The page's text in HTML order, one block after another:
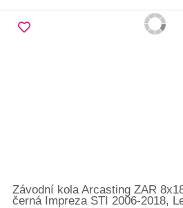
Závodní kola Arcasting ZAR
černá Impreza STI 2006-2018,